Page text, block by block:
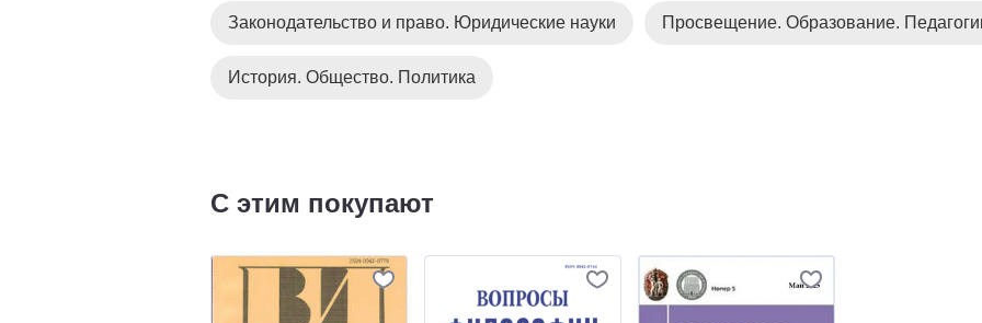
Законодательство и право. Юридические науки Просвещение. Образование.
История. Общество. Политика
С этим покупают